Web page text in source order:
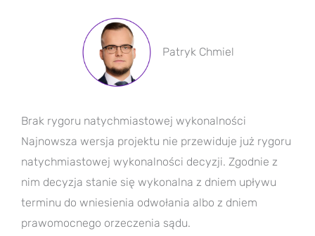
Patryk Chmiel
Brak rygoru natychmiastowej wykonalności
Najnowsza wersja projektu nie przewiduje już rygoru
natychmiastowej wykonalności decyzji. Zgodnie z
nim decyzja stanie się wykonalna z dniem upływu
terminu do wniesienia odwołania albo z dniem
prawomocnego orzeczenia sądu.